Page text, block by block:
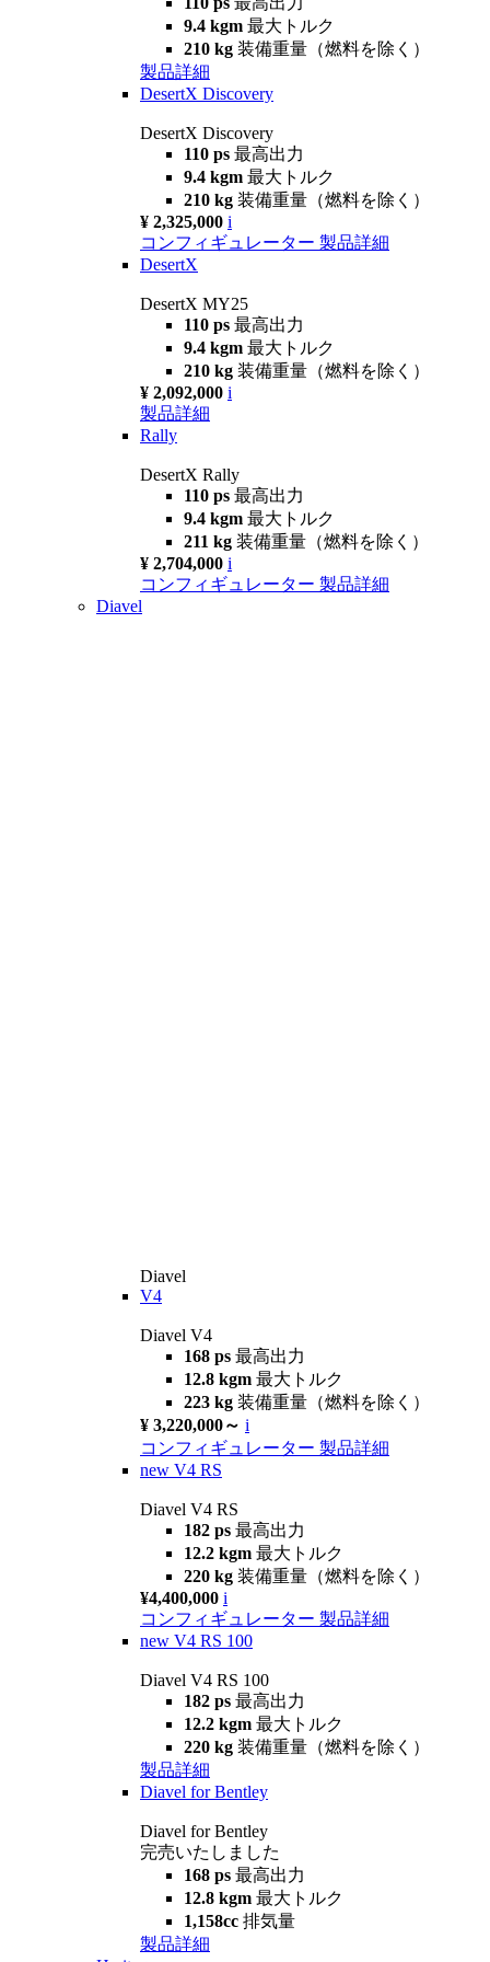
9.4 kgm 最大トルク
210 kg 装備重量（燃料を除く）
製品詳細
DesertX Discovery
DesertX Discovery
110 ps 最高出力
9.4 kgm 最大トルク
210 kg 装備重量（燃料を除く）
¥ 2,325,000 i
コンフィギュレーター 製品詳細
DesertX
DesertX MY25
110 ps 最高出力
9.4 kgm 最大トルク
210 kg 装備重量（燃料を除く）
¥ 2,092,000 i
製品詳細
Rally
DesertX Rally
110 ps 最高出力
9.4 kgm 最大トルク
211 kg 装備重量（燃料を除く）
¥ 2,704,000 i
コンフィギュレーター 製品詳細
Diavel
Diavel
V4
Diavel V4
168 ps 最高出力
12.8 kgm 最大トルク
223 kg 装備重量（燃料を除く）
¥ 3,220,000～ i
コンフィギュレーター 製品詳細
new V4 RS
Diavel V4 RS
182 ps 最高出力
12.2 kgm 最大トルク
220 kg 装備重量（燃料を除く）
¥4,400,000 i
コンフィギュレーター 製品詳細
new V4 RS 100
Diavel V4 RS 100
182 ps 最高出力
12.2 kgm 最大トルク
220 kg 装備重量（燃料を除く）
製品詳細
Diavel for Bentley
Diavel for Bentley
完売いたしました
168 ps 最高出力
12.8 kgm 最大トルク
1,158cc 排気量
製品詳細